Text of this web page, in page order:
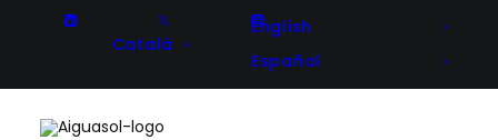
Català
English
Español